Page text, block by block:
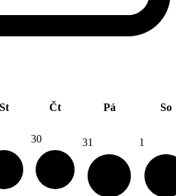
St Čt Pá So
30 31 1